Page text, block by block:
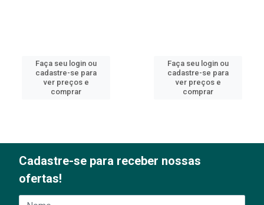
Faça seu login ou
cadastre-se para
ver preços e
comprar
Faça seu login ou
cadastre-se para
ver preços e
comprar
Cadastre-se para receber nossas
ofertas!